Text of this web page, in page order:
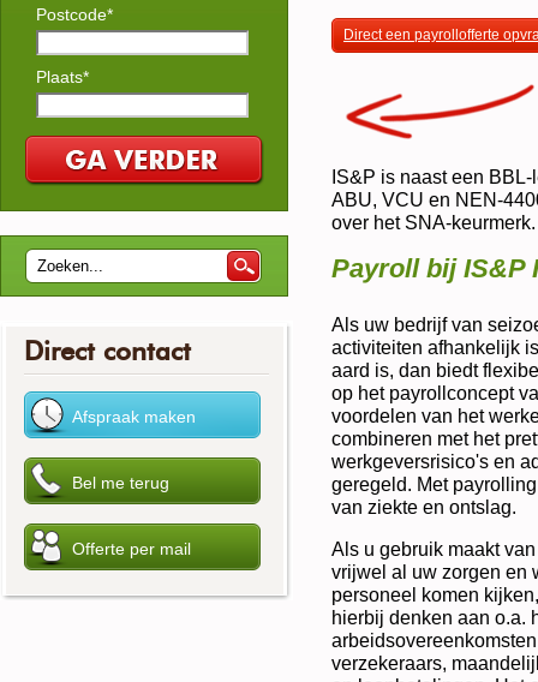
Direct een payrollofferte
IS&P is naast een
ABU, VCU en NEN-
over het SNA-keurmerk.
Payroll bij IS&P
Als uw bedrijf van
activiteiten afhankelijk
aard is, dan biedt
op het payrollconcept
voordelen van het
combineren met het
werkgeversrisico's en
geregeld. Met
van ziekte en ontslag.
Als u gebruik maakt
vrijwel al uw zorgen en
personeel komen
hierbij denken aan o.a.
verzekeraars,
Postcode*
Plaats*
Direct contact